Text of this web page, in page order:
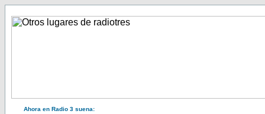
Ahora en Radio 3 suena: